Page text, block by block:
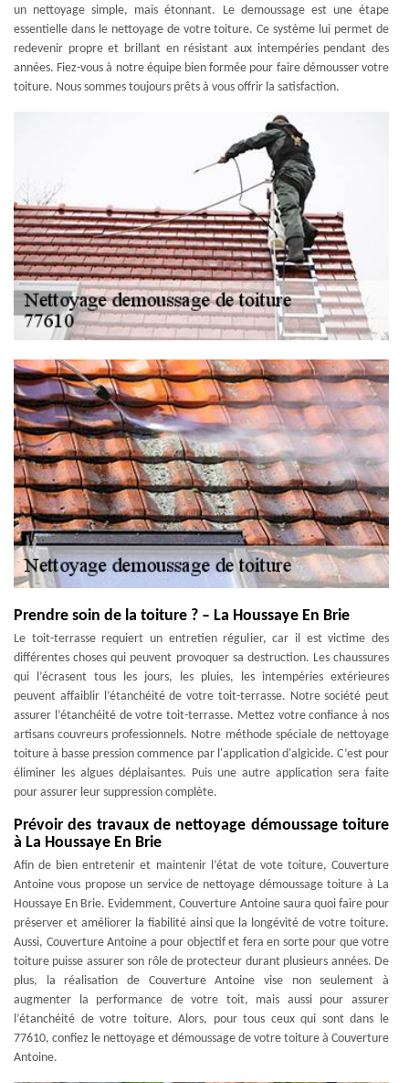
un nettoyage simple, mais étonnant. Le demoussage est une étape
essentielle dans le nettoyage de votre toiture. Ce système lui permet de
redevenir propre et brillant en résistant aux intempéries pendant des
années. Fiez-vous à notre équipe bien formée pour faire démousser votre
toiture. Nous sommes toujours prêts à vous offrir la satisfaction.
Prendre soin de la toiture ? – La Houssaye En Brie
Le toit-terrasse requiert un entretien régulier, car il est victime des
différentes choses qui peuvent provoquer sa destruction. Les chaussures
qui l’écrasent tous les jours, les pluies, les intempéries extérieures
peuvent affaiblir l’étanchéité de votre toit-terrasse. Notre société peut
assurer l’étanchéité de votre toit-terrasse. Mettez votre confiance à nos
artisans couvreurs professionnels. Notre méthode spéciale de nettoyage
toiture à basse pression commence par l'application d'algicide. C’est pour
éliminer les algues déplaisantes. Puis une autre application sera faite
pour assurer leur suppression complète.
Prévoir des travaux de nettoyage démoussage toiture
à La Houssaye En Brie
Afin de bien entretenir et maintenir l’état de vote toiture, Couverture
Antoine vous propose un service de nettoyage démoussage toiture à La
Houssaye En Brie. Evidemment, Couverture Antoine saura quoi faire pour
préserver et améliorer la fiabilité ainsi que la longévité de votre toiture.
Aussi, Couverture Antoine a pour objectif et fera en sorte pour que votre
toiture puisse assurer son rôle de protecteur durant plusieurs années. De
plus, la réalisation de Couverture Antoine vise non seulement à
augmenter la performance de votre toit, mais aussi pour assurer
l’étanchéité de votre toiture. Alors, pour tous ceux qui sont dans le
77610, confiez le nettoyage et démoussage de votre toiture à Couverture
Antoine.